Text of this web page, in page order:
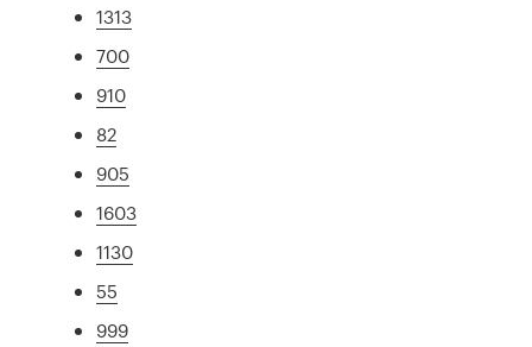
1313
700
910
82
905
1603
1130
55
999